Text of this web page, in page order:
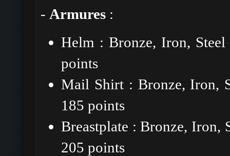
- Armures :
Helm : Bronze, Iron,
points
Mail Shirt : Bronze, Iron,
185 points
Breastplate : Bronze, Iron,
205 points